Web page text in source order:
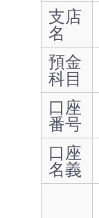
支店
名
預金
科目
口座
番号
口座
名義